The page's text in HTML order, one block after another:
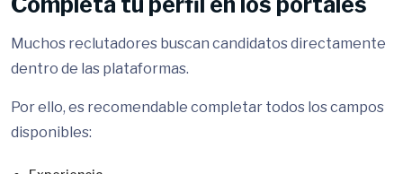
Muchos reclutadores buscan candidatos directamente
dentro de las plataformas.
Por ello, es recomendable completar todos los campos
disponibles: